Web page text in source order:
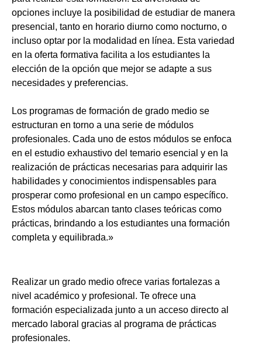
opciones incluye la posibilidad de estudiar de manera
presencial, tanto en horario diurno como nocturno, o
incluso optar por la modalidad en línea. Esta variedad
en la oferta formativa facilita a los estudiantes la
elección de la opción que mejor se adapte a sus
necesidades y preferencias.
Los programas de formación de grado medio se
estructuran en torno a una serie de módulos
profesionales. Cada uno de estos módulos se enfoca
en el estudio exhaustivo del temario esencial y en la
realización de prácticas necesarias para adquirir las
habilidades y conocimientos indispensables para
prosperar como profesional en un campo específico.
Estos módulos abarcan tanto clases teóricas como
prácticas, brindando a los estudiantes una formación
completa y equilibrada.»
Realizar un grado medio ofrece varias fortalezas a
nivel académico y profesional. Te ofrece una
formación especializada junto a un acceso directo al
mercado laboral gracias al programa de prácticas
profesionales.